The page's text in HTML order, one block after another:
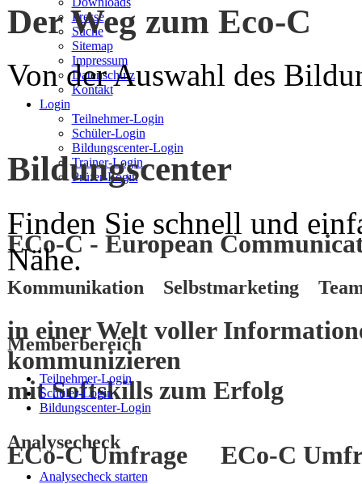
Presse
Suche
Sitemap
Impressum
Datenschutz
Kontakt
Login
Teilnehmer-Login
Schüler-Login
Bildungscenter-Login
Trainer-Login
Prüfer-Login
ECo-C - European
Kommunikation Selbstmarketing
in einer Welt voller
kommunizieren
mitSoftskillszum Erfolg
ECo-C Umfrage ECo-C
Der Weg zum Eco-C
Von der Auswahl des
Bildungscenter
Finden Sie schnell und
Nähe.
Memberbereich
Teilnehmer-Login
Schüler-Login
Bildungscenter-Login
Analysecheck
Analysecheck starten